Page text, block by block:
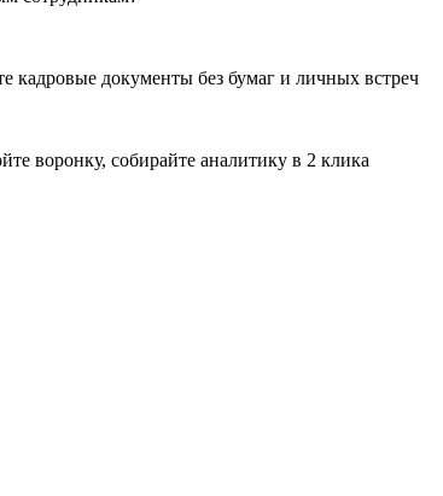
кадровые документы без бумаг и личных встреч
воронку, собирайте аналитику в 2 клика